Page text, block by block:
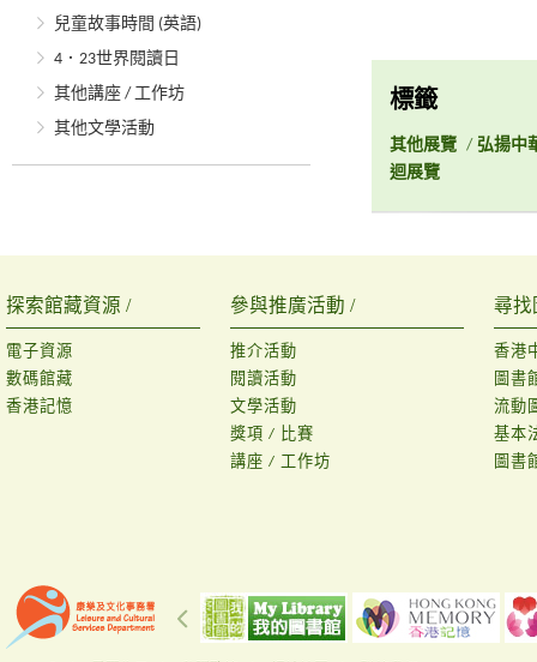
兒童故事時間 (英語)
4．23世界閱讀日
其他講座 / 工作坊
其他文學活動
標籤
其他展覽 / 弘揚中
迴展覽
探索館藏資源 /
電子資源
數碼館藏
香港記憶
參與推廣活動 /
推介活動
閱讀活動
文學活動
獎項 / 比賽
講座 / 工作坊
尋找
香港
圖書
流動
基本
圖書